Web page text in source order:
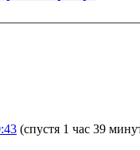
(спустя 1 час 39